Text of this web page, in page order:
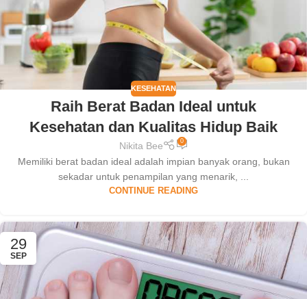
KESEHATAN
Raih Berat Badan Ideal untuk
Kesehatan dan Kualitas Hidup Baik
Nikita Bee 0
Memiliki berat badan ideal adalah impian banyak orang, bukan
sekadar untuk penampilan yang menarik, ...
CONTINUE READING
29
SEP